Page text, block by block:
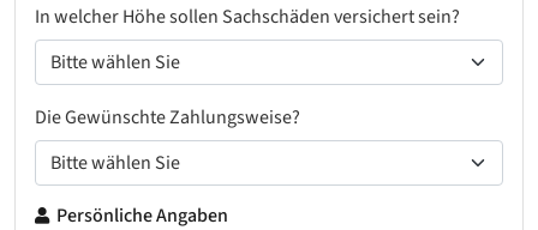
In welcher Höhe sollen Sachschäden versichert sein?
Die Gewünschte Zahlungsweise?
Persönliche Angaben